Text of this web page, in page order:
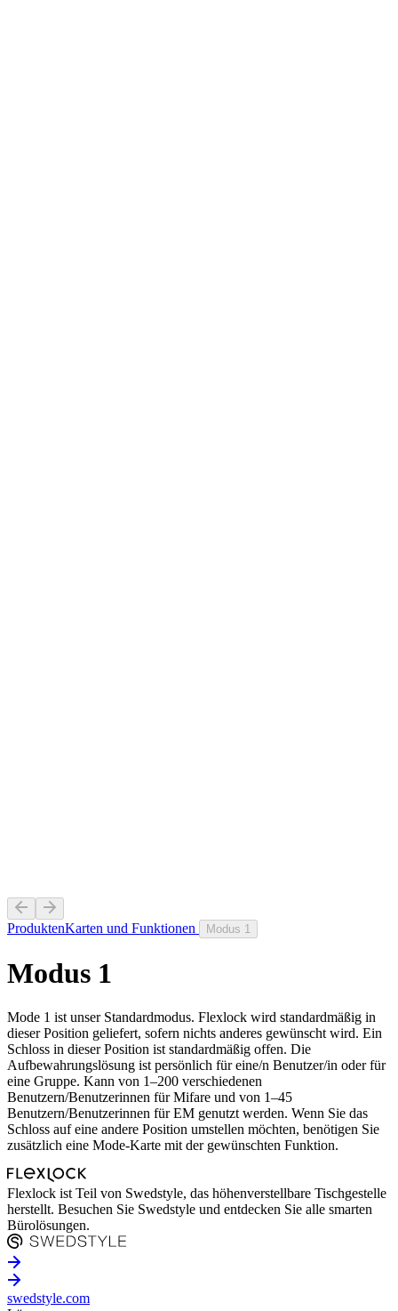
ProduktenKarten und Funktionen Modus 1
Modus 1
Mode 1 ist unser Standardmodus. Flexlock wird standardmäßig in
dieser Position geliefert, sofern nichts anderes gewünscht wird. Ein
Schloss in dieser Position ist standardmäßig offen. Die
Aufbewahrungslösung ist persönlich für eine/n Benutzer/in oder für
eine Gruppe. Kann von 1–200 verschiedenen
Benutzern/Benutzerinnen für Mifare und von 1–45
Benutzern/Benutzerinnen für EM genutzt werden. Wenn Sie das
Schloss auf eine andere Position umstellen möchten, benötigen Sie
zusätzlich eine Mode-Karte mit der gewünschten Funktion.
Flexlock ist Teil von Swedstyle, das höhenverstellbare Tischgestelle
herstellt. Besuchen Sie Swedstyle und entdecken Sie alle smarten
Bürolösungen.
swedstyle.com